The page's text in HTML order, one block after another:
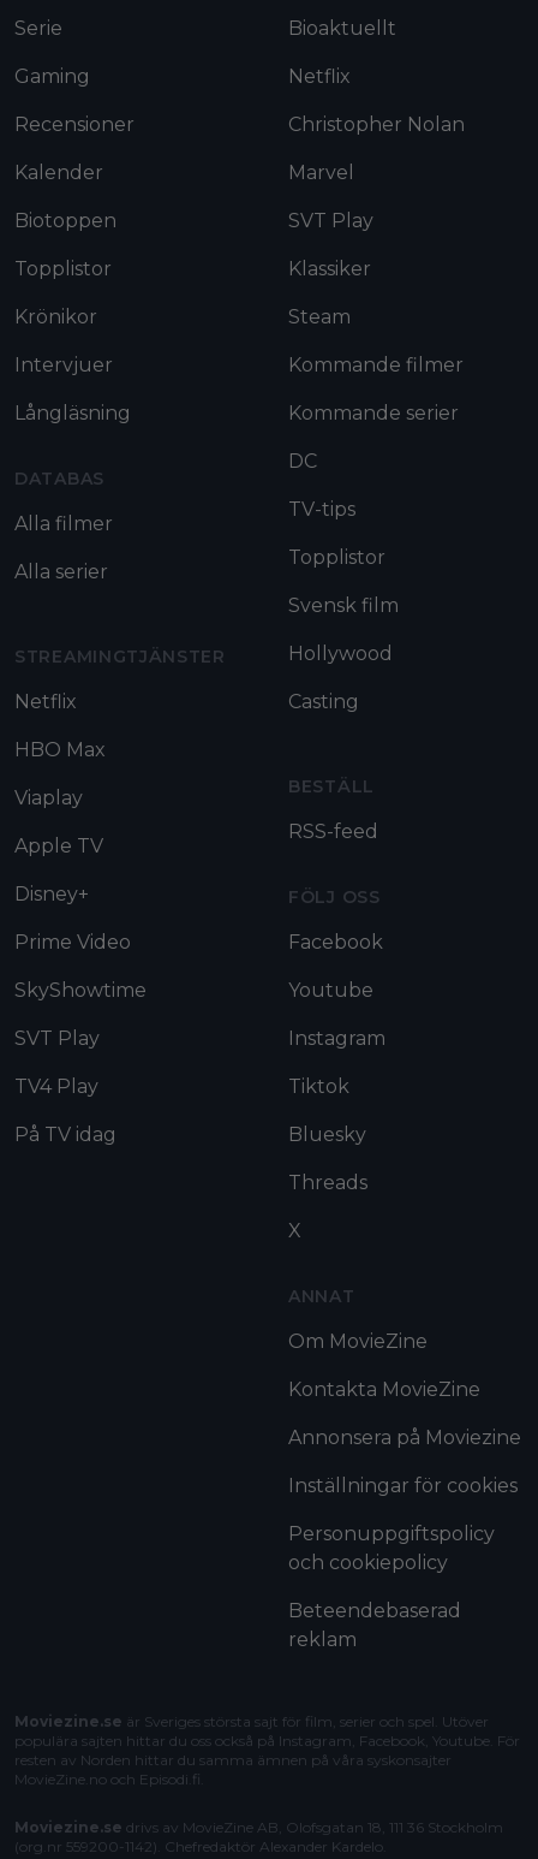
Serie
Gaming
Recensioner
Kalender
Biotoppen
Topplistor
Krönikor
Intervjuer
Långläsning
DATABAS
Alla filmer
Alla serier
STREAMINGTJÄNSTER
Netflix
HBO Max
Viaplay
Apple TV
Disney+
Prime Video
SkyShowtime
SVT Play
TV4 Play
På TV idag
Bioaktuellt
Netflix
Christopher Nolan
Marvel
SVT Play
Klassiker
Steam
Kommande filmer
Kommande serier
DC
TV-tips
Topplistor
Svensk film
Hollywood
Casting
BESTÄLL
RSS-feed
FÖLJ OSS
Facebook
Youtube
Instagram
Tiktok
Bluesky
Threads
X
ANNAT
Om MovieZine
Kontakta MovieZine
Annonsera på Moviezine
Inställningar för cookies
Personuppgiftspolicy
och cookiepolicy
Beteendebaserad
reklam
Moviezine.se är Sveriges största sajt för film, serier och spel. Utöver
populära sajten hittar du oss också på Instagram, Facebook, Youtube. För
resten av Norden hittar du samma ämnen på våra syskonsajter
MovieZine.no och Episodi.fi
Moviezine.se drivs av MovieZine AB, Olofsgatan 18, 111 36 Stockholm
(org.nr 559200-1142). Chefredaktör Alexander Kardelo